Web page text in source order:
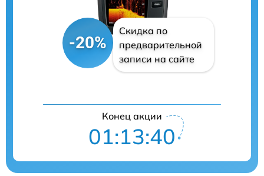
-20%
Скидка по
предварительной
записи на сайте
Конец акции
01:13:40